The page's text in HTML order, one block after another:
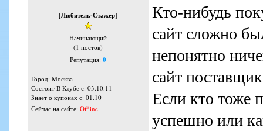
[Любитель-Стажер]
Начинающий
(1 постов)
Репутация:0
Город: Москва
Состоит В Клубе с: 03.10.11
Знает о купонах с: 01.10
Сейчас на сайте: Offline
Кто-нибудь
сайт сложно
непонятно
сайт
Если кто тоже
успешно или